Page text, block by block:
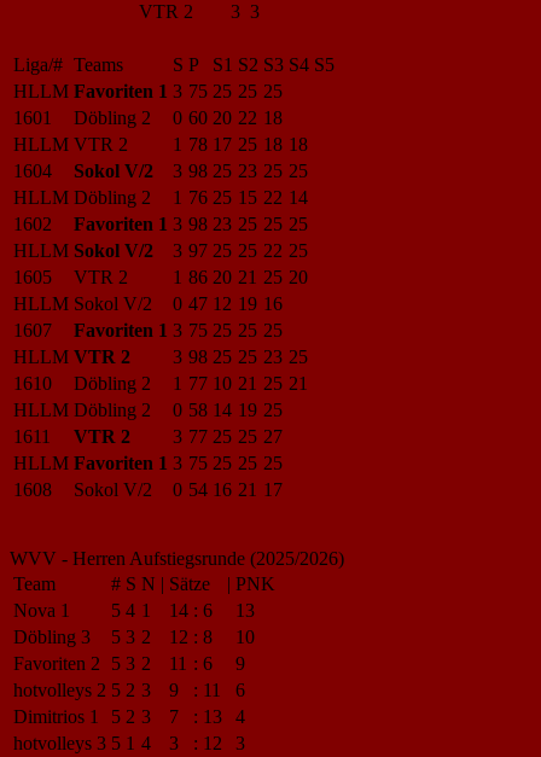
VTR 2
3 3
Liga/# Teams S P S1 S2 S3 S4 S5
HLLM Favoriten 1 3 75 25 25 25
1601
Döbling 2 0 60 20 22 18
HLLM VTR 2 1 78 17 25 18 18
1604
Sokol V/2 3 98 25 23 25 25
HLLM Döbling 2 1 76 25 15 22 14
1602
Favoriten 1 3 98 23 25 25 25
HLLM Sokol V/2 3 97 25 25 22 25
1605
VTR 2 1 86 20 21 25 20
HLLM Sokol V/2 0 47 12 19 16
1607
Favoriten 1 3 75 25 25 25
HLLM VTR 2 3 98 25 25 23 25
1610
Döbling 2 1 77 10 21 25 21
HLLM Döbling 2 0 58 14 19 25
1611
VTR 2 3 77 25 25 27
HLLM Favoriten 1 3 75 25 25 25
1608
Sokol V/2 0 54 16 21 17
WVV - Herren Aufstiegsrunde (2025/2026)
Team
# S N | Sätze | PNK
Nova 1
5 4 1 14 : 6
13
Döbling 3
5 3 2 12 : 8
10
Favoriten 2
5 3 2 11 : 6
9
hotvolleys 2 5 2 3 9 : 11
6
Dimitrios 1
5 2 3 7 : 13
4
hotvolleys 3 5 1 4 3 : 12 3